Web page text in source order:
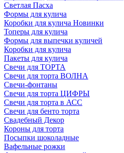
Светлая Пасха
Формы для кулича
Коробки для кулича Новинки
Топеры для кулича
Формы для выпечки куличей
Коробки для кулича
Пакеты для кулича
Свечи для ТОРТА
Свечи для торта ВОЛНА
Свечи-фонтаны
Свечи для торта ЦИФРЫ
Свечи для торта в АСС
Свечи для бенто торта
Свадебный Декор
Короны для торта
Посыпки шоколадные
Вафельные рожки